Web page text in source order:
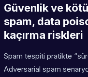
Güvenlik ve
spam, data
kaçırma riskleri
Spam tespiti pratikte
Adversarial spam